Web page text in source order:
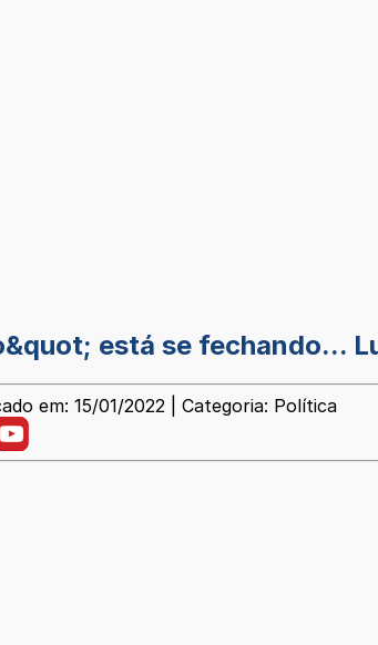
está se fechando...
em: 15/01/2022 | Categoria: Política